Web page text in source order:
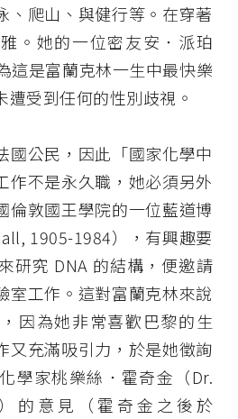
、爬山、與健行等。在穿著
。她的一位密友安．派珀
這是富蘭克林一生中最快樂
遭受到任何的性別歧視。
國公民，因此「國家化學中
作不是永久職，她必須另外
倫敦國王學院的一位藍道博
1905-1984），有興趣要
研究 DNA 的結構，便邀請
室工作。這對富蘭克林來說
因為她非常喜歡巴黎的生
又充滿吸引力，於是她徵詢
學家桃樂絲．霍奇金（Dr.
的意見（霍奇金之後於